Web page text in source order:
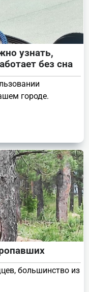
узнать,
без сна
городе.
большинство из